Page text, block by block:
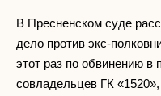
В Пресненском суде
дело против экс-
этот раз по обвинению в
совладельцев ГК